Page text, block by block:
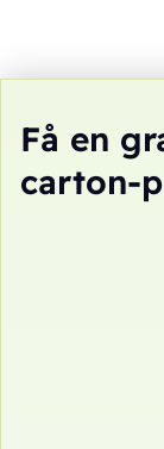
Få en
carton-